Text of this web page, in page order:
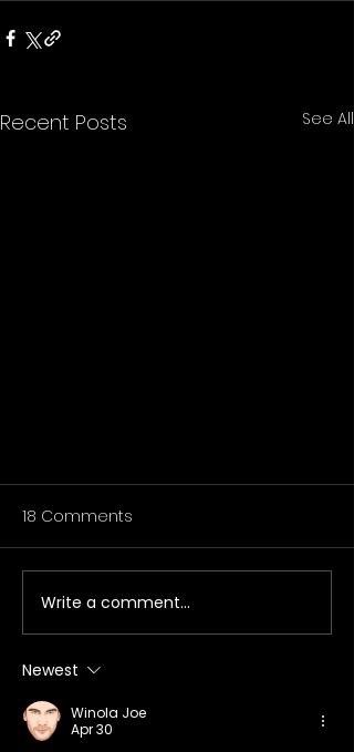
Recent Posts See All
– Children’s Theatre Review
18 Comments
Write a comment...
Newest
Winola Joe
Apr 30